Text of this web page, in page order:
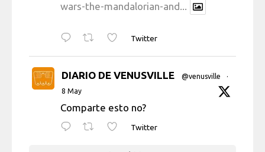
wars-the-mandalorian-and...
Twitter
DIARIO DE VENUSVILLE @venusville
·
8 May
Comparte esto no?
Twitter